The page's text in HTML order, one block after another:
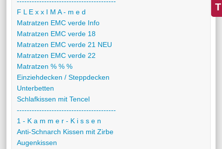
F L E x x I M A - m e d
Matratzen EMC verde Info
Matratzen EMC verde 18
Matratzen EMC verde 21 NEU
Matratzen EMC verde 22
Matratzen % % %
Einziehdecken / Steppdecken
Unterbetten
Schlafkissen mit Tencel
----------------------------------------
1 - K a m m e r - K i s s e n
Anti-Schnarch Kissen mit Zirbe
Augenkissen
T